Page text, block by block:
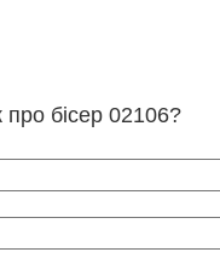
про бісер 02106?